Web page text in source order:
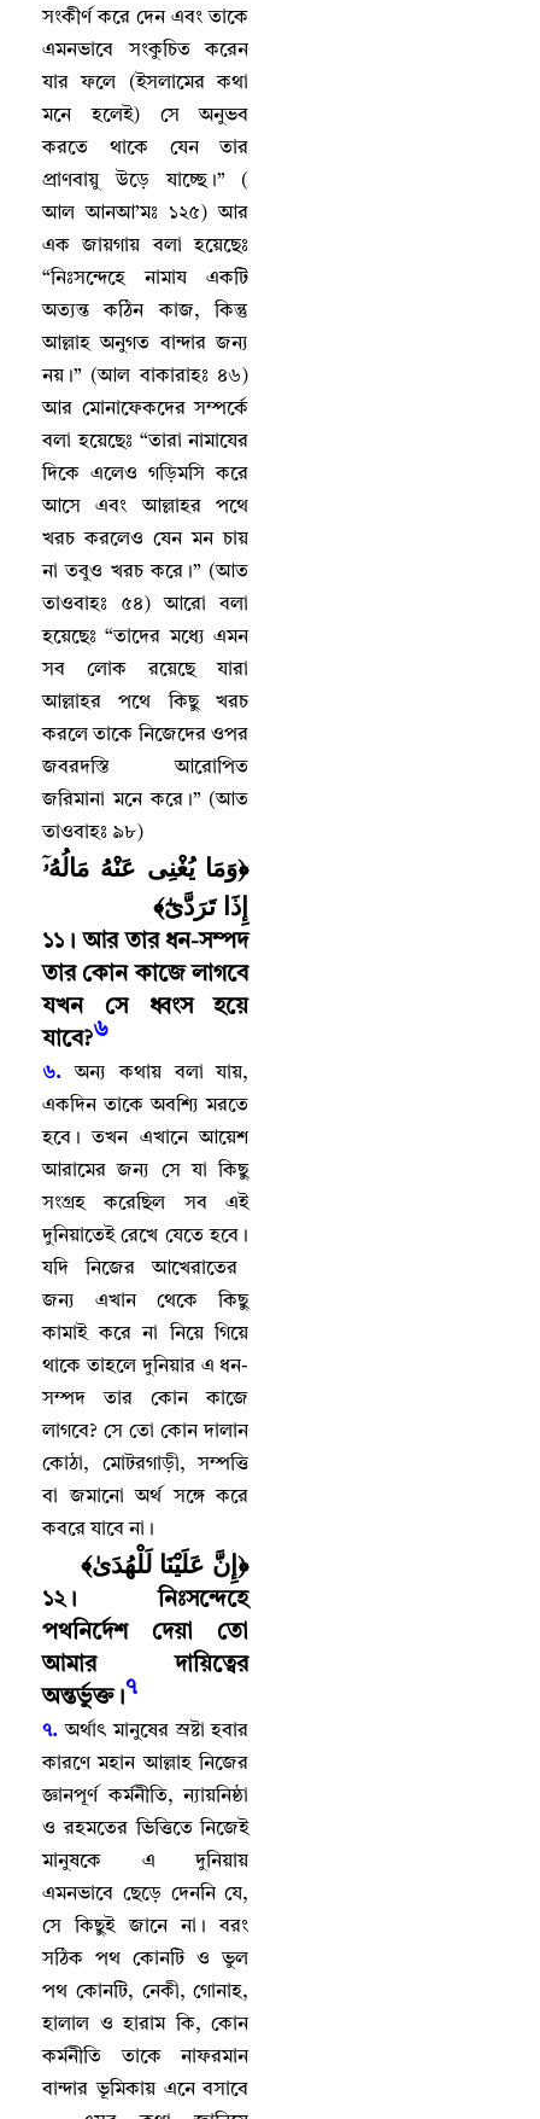
সংকীর্ণ করে দেন এবং তাকে
এমনভাবে সংকুচিত করেন
যার ফলে (ইসলামের কথা
মনে হলেই) সে অনুভব
করতে থাকে যেন তার
প্রাণবায়ু উড়ে যাচ্ছে।” (
আল আনআ’মঃ ১২৫) আর
এক জায়গায় বলা হয়েছেঃ
“নিঃসন্দেহে নামায একটি
অত্যন্ত কঠিন কাজ,কিন্তু
আল্লাহ‌ অনুগত বান্দার জন্য
নয় ।” (আল বাকারাহঃ ৪৬)
আর মোনাফেকদের সম্পর্কে
বলা হয়েছেঃ “তারা নামাযের
দিকে এলেও গড়িমসি করে
আসে এবং আল্লাহর পথে
খরচ করলেও যেন মন চায়
না তবুও খরচ করে ।” (আত
তাওবাহঃ ৫৪) আরো বলা
হয়েছেঃ “তাদের মধ্যে এমন
সব লোক রয়েছে যারা
আল্লাহর পথে কিছু খরচ
করলে তাকে নিজেদের ওপর
জবরদস্তি আরোপিত
জরিমানা মনে করে।” (আত
তাওবাহঃ ৯৮)
﴿وَمَا يُغْنِى عَنْهُ مَالُهُۥٓ
إِذَا تَرَدَّىٰٓ﴾
১১ । আর তার ধন-সম্পদ
তার কোন কাজে লাগবে
যখন সে ধ্বংস হয়ে
যাবে?৬
৬. অন্য কথায় বলা যায়,
একদিন তাকে অবশ্যি মরতে
হবে । তখন এখানে আয়েশ
আরামের জন্য সে যা কিছু
সংগ্রহ করেছিল সব এই
দুনিয়াতেই রেখে যেতে হবে ।
যদি নিজের আখেরাতের
জন্য এখান থেকে কিছু
কামাই করে না নিয়ে গিয়ে
থাকে তাহলে দুনিয়ার এ ধন-
সম্পদ তার কোন কাজে
লাগবে?সে তো কোন দালান
কোঠা, মোটরগাড়ী,সম্পত্তি
বা জমানো অর্থ সঙ্গে করে
কবরে যাবে না ।
﴿إِنَّ عَلَيْنَا لَلْهُدَىٰ﴾
১২।
নিঃসন্দেহে
পথনির্দেশ দেয়া তো
আমার দায়িত্বের
অন্তর্ভুক্ত।৭
৭. অর্থাৎ মানুষের স্রষ্টা হবার
কারণে মহান আল্লাহ‌ নিজের
জ্ঞানপূর্ণ কর্মনীতি,ন্যায়নিষ্ঠা
ও রহমতের ভিত্তিতে নিজেই
মানুষকে এ দুনিয়ায়
এমনভাবে ছেড়ে দেননি যে,
সে কিছুই জানে না । বরং
সঠিক পথ কোনটি ও ভুল
পথ কোনটি, নেকী,গোনাহ,
হালাল ও হারাম কি,কোন
কর্মনীতি তাকে নাফরমান
বান্দার ভূমিকায় এনে বসাবে